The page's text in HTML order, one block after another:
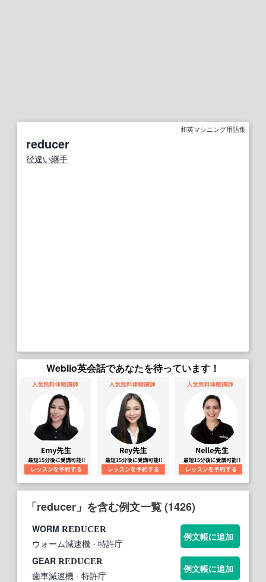
和英マシニング用語集
reducer
径違い継手
Weblio英会話であなたを待っています！
「reducer」を含む例文一覧 (1426)
WORM REDUCER
ウォーム減速機 - 特許庁
例文帳に追加
GEAR REDUCER
歯車減速機 - 特許庁
例文帳に追加